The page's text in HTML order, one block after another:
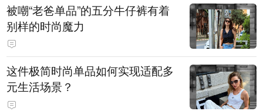
被嘲“老爸单品”的五分牛仔裤有着
别样的时尚魔力
这件极简时尚单品如何实现适配多
元生活场景？